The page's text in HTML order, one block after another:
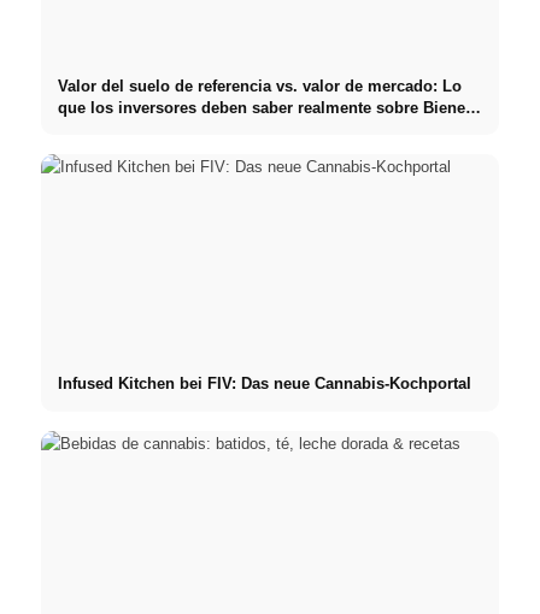
Valor del suelo de referencia vs. valor de mercado: Lo
que los inversores deben saber realmente sobre Bienes
Infused Kitchen bei FIV: Das neue Cannabis-Kochportal